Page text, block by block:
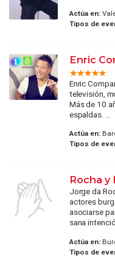
Actúa en:
Tipos de
Enric
Enric
televisión,
Más de 10
espaldas. ...
Actúa en:
Tipos de
Rocha y
Jorge da
actores
asociarse
sana
Actúa en:
Tipos de